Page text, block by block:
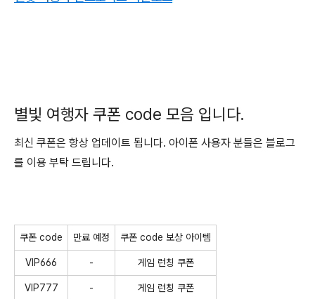
별빛 여행자 쿠폰 code 모음 입니다.
최신 쿠폰은 항상 업데이트 됩니다. 아이폰 사용자 분들은 블로그
를 이용 부탁 드립니다.
쿠폰 code 만료 예정 쿠폰 code 보상 아이템
VIP666 - 게임 런칭 쿠폰
VIP777 - 게임 런칭 쿠폰